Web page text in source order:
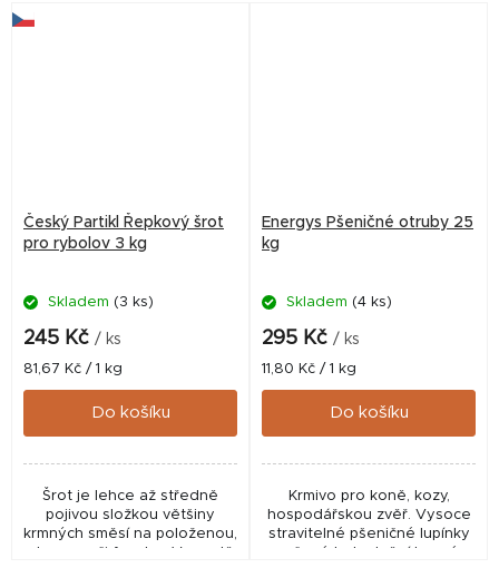
Český Partikl Řepkový šrot
pro rybolov 3 kg
Skladem (3 ks)
245 Kč / ks
Měrná
cena:
81,67 Kč / 1 kg
Do košíku
Šrot je lehce až středně
pojivou složkou většiny
krmných směsí na položenou,
plavanou či feeder. Ve vodě
Energys Pšeničné otruby 25
kg
Skladem (4 ks)
295 Kč / ks
Měrná
cena:
11,80 Kč / 1 kg
Do košíku
Krmivo pro koně, kozy,
hospodářskou zvěř. Vysoce
stravitelné pšeničné lupínky
určené k doplnění krmné